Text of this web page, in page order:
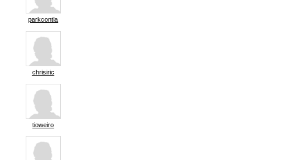
parkcontla
chrisiric
tioweiro